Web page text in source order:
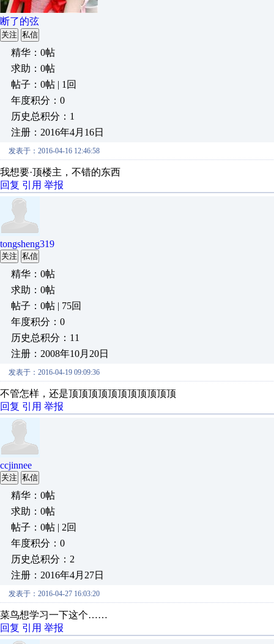
断了的弦
关注 私信
精华：0帖
求助：0帖
帖子：0帖 | 1回
年度积分：0
历史总积分：1
注册：2016年4月16日
发表于：2016-04-16 12:46:58
我想要·顶楼主，不错的东西
回复 引用 举报
tongsheng319
关注 私信
精华：0帖
求助：0帖
帖子：0帖 | 75回
年度积分：0
历史总积分：11
注册：2008年10月20日
发表于：2016-04-19 09:09:36
不管怎样，还是顶顶顶顶顶顶顶顶顶顶顶
回复 引用 举报
ccjinnee
关注 私信
精华：0帖
求助：0帖
帖子：0帖 | 2回
年度积分：0
历史总积分：2
注册：2016年4月27日
发表于：2016-04-27 16:03:20
菜鸟想学习一下这个……
回复 引用 举报